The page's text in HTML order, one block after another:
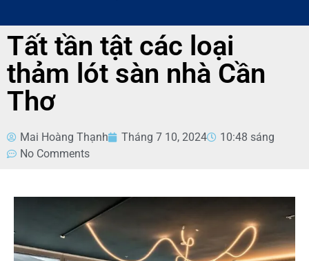
Tất tần tật các loại
thảm lót sàn nhà Cần
Thơ
Mai Hoàng Thạnh Tháng 7 10, 2024
10:48 sáng
No Comments